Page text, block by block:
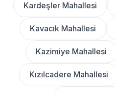
Kardeşler Mahallesi
Kavacık Mahallesi
Kazimiye Mahallesi
Kızılcadere Mahallesi